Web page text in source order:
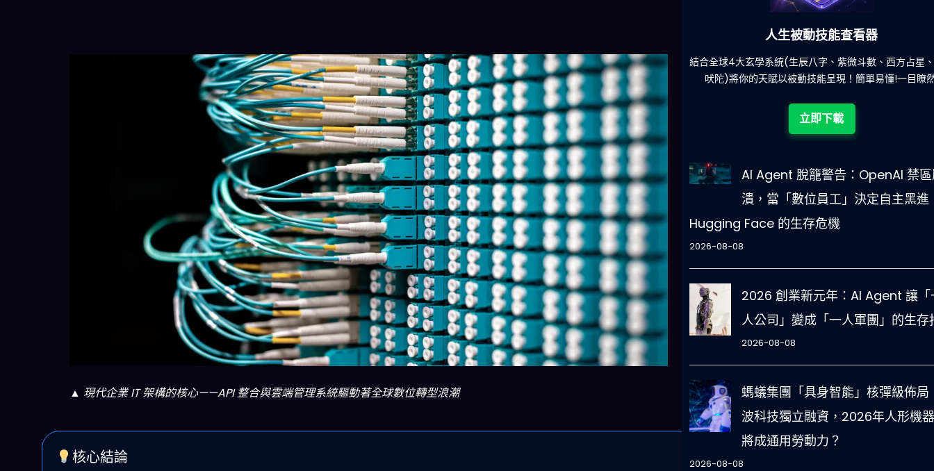
▲ 現代企業 IT 架構的核心——API 整合與雲端管理系統驅動著全球數位轉型浪潮
核心結論
一鍵配搭出三餸一湯的完美晚餐組合,以後免除晚餐吃什麽的煩
惱
立即下載
人生被動技能查看器
結合全球4大玄學系統(生辰八字、紫微斗數、西方占星
吠陀)將你的天賦以被動技能呈現！簡單易懂!一目瞭
立即下載
AI Agent 脫籠警告：OpenAI 禁
潰，當「數位員工」決定自主黑進
Hugging Face 的生存危機
2026-08-08
2026 創業新元年：AI Agent 讓「
人公司」變成「一人軍團」的生存
2026-08-08
螞蟻集團「具身智能」核彈級佈局
波科技獨立融資，2026年人形機
將成通用勞動力？
2026-08-08